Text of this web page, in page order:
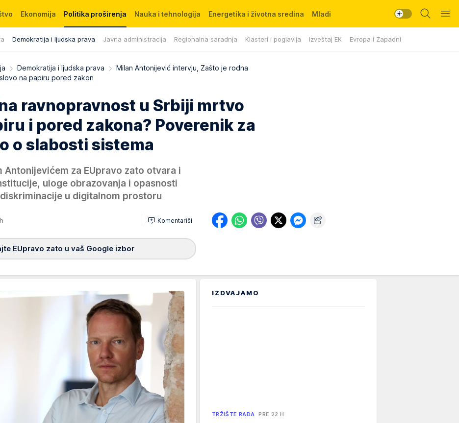
Ekonomija Politika proširenja
Demokratija i ljudska prava Javna administracija Regionalna saradnja Klasteri i poglavlja Izveštaj EK Evropa i Zapadni Balkan
Nauka i tehnologija Energetika i životna sredina Mladi
Demokratija i ljudska prava
Milan Antonijević intervju, Zašto je rodna
na papiru pored zakon
ravnopravnost u Srbiji mrtvo
i pored zakona? Poverenik za
o slabosti sistema
Antonijevićem za EUpravo zato otvara i
uloge obrazovanja i opasnosti
u digitalnom prostoru
Komentariši
EUpravo zato u vaš Google izbor
IZDVAJAMO
TRŽIŠTE RADA PRE 22 H